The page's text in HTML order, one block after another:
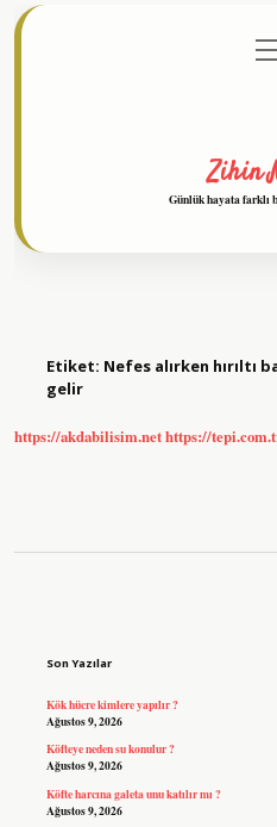
Gizlilik aç
Zihin
Günlük hayata farklı
Etiket: Nefes alırken hırıltı
gelir
https://akdabilisim.nethttps://
Son Yazılar
Kök hücre kimlere yapılır ?
Ağustos 9, 2026
Köfteye neden su konulur ?
Ağustos 9, 2026
Köfte harcına galeta unu katılır mı ?
Ağustos 9, 2026